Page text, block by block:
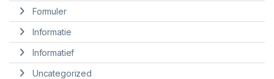
Formuler
Informatie
Informatief
Uncategorized